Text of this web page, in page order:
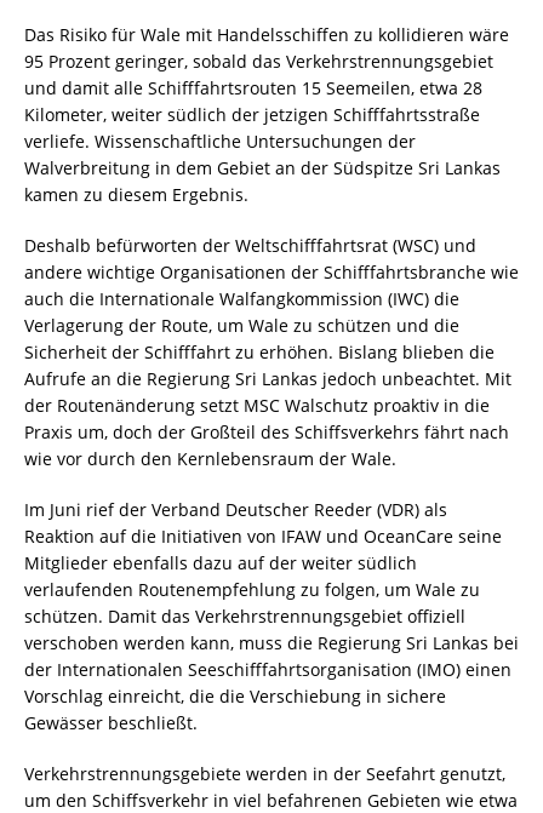
Das Risiko für Wale mit Handelsschiffen zu kollidieren wäre
95 Prozent geringer, sobald das Verkehrstrennungsgebiet
und damit alle Schifffahrtsrouten 15 Seemeilen, etwa 28
Kilometer, weiter südlich der jetzigen Schifffahrtsstraße
verliefe. Wissenschaftliche Untersuchungen der
Walverbreitung in dem Gebiet an der Südspitze Sri Lankas
kamen zu diesem Ergebnis.
Deshalb befürworten der Weltschifffahrtsrat (WSC) und
andere wichtige Organisationen der Schifffahrtsbranche wie
auch die Internationale Walfangkommission (IWC) die
Verlagerung der Route, um Wale zu schützen und die
Sicherheit der Schifffahrt zu erhöhen. Bislang blieben die
Aufrufe an die Regierung Sri Lankas jedoch unbeachtet. Mit
der Routenänderung setzt MSC Walschutz proaktiv in die
Praxis um, doch der Großteil des Schiffsverkehrs fährt nach
wie vor durch den Kernlebensraum der Wale.
Im Juni rief der Verband Deutscher Reeder (VDR) als
Reaktion auf die Initiativen von IFAW und OceanCare seine
Mitglieder ebenfalls dazu auf der weiter südlich
verlaufenden Routenempfehlung zu folgen, um Wale zu
schützen. Damit das Verkehrstrennungsgebiet offiziell
verschoben werden kann, muss die Regierung Sri Lankas bei
der Internationalen Seeschifffahrtsorganisation (IMO) einen
Vorschlag einreicht, die die Verschiebung in sichere
Gewässer beschließt.
Verkehrstrennungsgebiete werden in der Seefahrt genutzt,
um den Schiffsverkehr in viel befahrenen Gebieten wie etwa